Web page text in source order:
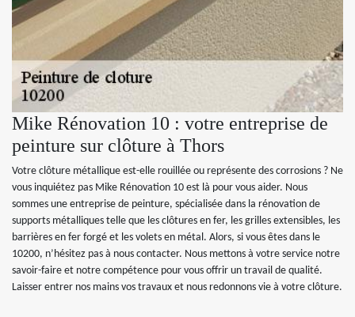
Mike Rénovation 10 : votre entreprise de
peinture sur clôture à Thors
Votre clôture métallique est-elle rouillée ou représente des corrosions ? Ne
vous inquiétez pas Mike Rénovation 10 est là pour vous aider. Nous
sommes une entreprise de peinture, spécialisée dans la rénovation de
supports métalliques telle que les clôtures en fer, les grilles extensibles, les
barrières en fer forgé et les volets en métal. Alors, si vous êtes dans le
10200, n’hésitez pas à nous contacter. Nous mettons à votre service notre
savoir-faire et notre compétence pour vous offrir un travail de qualité.
Laisser entrer nos mains vos travaux et nous redonnons vie à votre clôture.